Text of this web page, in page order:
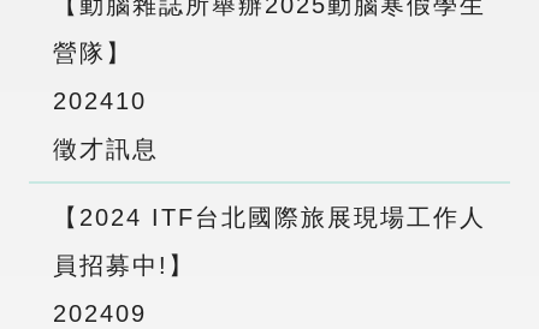
營隊】
202410
徵才訊息
【2024 ITF台北國際旅展現場工作人
員招募中!】
202409